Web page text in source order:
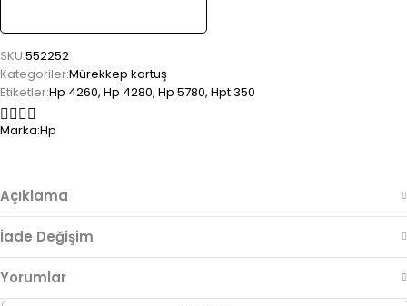
SKU:552252
Kategoriler:Mürekkep kartuş
Etiketler:Hp 4260, Hp 4280, Hp 5780, Hpt 350
Marka:Hp
Açıklama
İade Değişim
Yorumlar